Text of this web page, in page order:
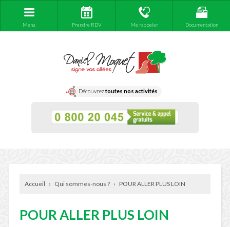
Menu Prendre RDV Me rappeler Documentation
Découvreztoutes nos activités
Accueil › Qui sommes-nous ? › POUR ALLER PLUS LOIN
POUR ALLER PLUS LOIN